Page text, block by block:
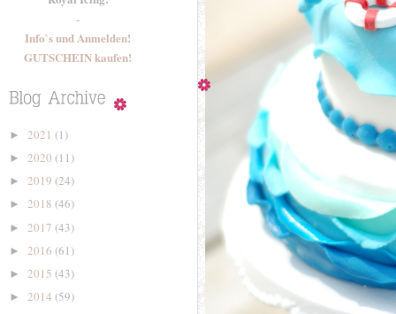
-
Info`s und Anmelden!
GUTSCHEIN kaufen!
► 2021 (1)
► 2020 (11)
► 2019 (24)
► 2018 (46)
► 2017 (43)
► 2016 (61)
► 2015 (43)
► 2014 (59)